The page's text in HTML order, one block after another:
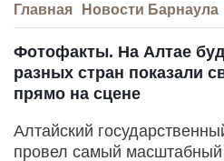
Главная Новости Барнаула
Фотофакты. На Алтае
разных стран показали
прямо на сцене
Алтайский
провел самый